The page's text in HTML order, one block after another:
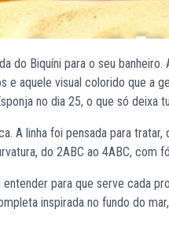
do Biquíni para o seu
e aquele visual colorido que a
no dia 25, o que só deixa
A linha foi pensada para
do 2ABC ao 4ABC, com
entender para que serve cada
inspirada no fundo do